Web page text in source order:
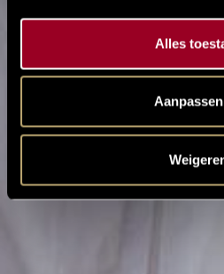
Alles
Aanpassen
Knusse